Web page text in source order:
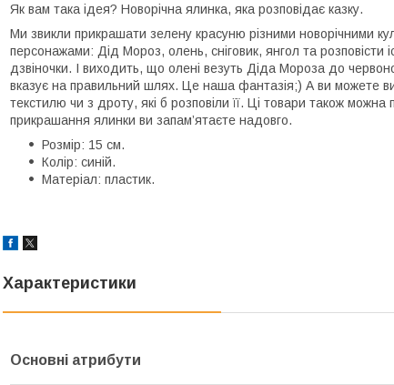
Як вам така ідея? Новорічна ялинка, яка розповідає казку.
Ми звикли прикрашати зелену красуню різними новорічними
персонажами: Дід Мороз, олень, сніговик, янгол та
дзвіночки. І виходить, що олені везуть Діда Мороза до
вказує на правильний шлях. Це наша фантазія;) А ви можете
текстилю чи з дроту, які б розповіли її. Ці товари також
прикрашання ялинки ви запам’ятаєте надовго.
Розмір: 15 см.
Колір: синій.
Матеріал: пластик.
Характеристики
Основні атрибути